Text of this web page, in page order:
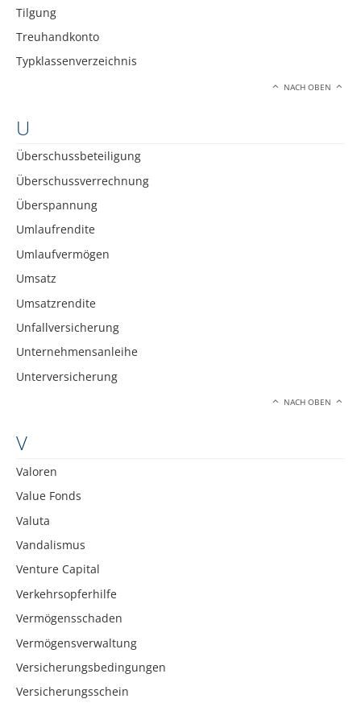
Tilgung
Treuhandkonto
Typklassenverzeichnis
NACH OBEN
U
Überschussbeteiligung
Überschussverrechnung
Überspannung
Umlaufrendite
Umlaufvermögen
Umsatz
Umsatzrendite
Unfallversicherung
Unternehmensanleihe
Unterversicherung
NACH OBEN
V
Valoren
Value Fonds
Valuta
Vandalismus
Venture Capital
Verkehrsopferhilfe
Vermögensschaden
Vermögensverwaltung
Versicherungsbedingungen
Versicherungsschein